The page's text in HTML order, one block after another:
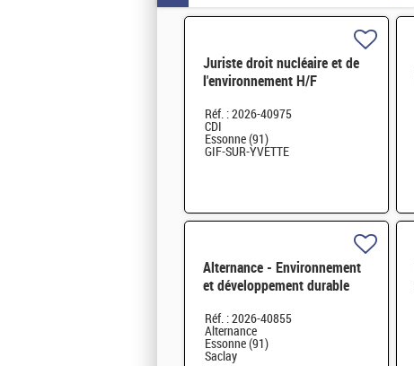
Juriste droit nucléaire et de
l'environnement H/F
Réf. : 2026-40975
CDI
Essonne (91)
GIF-SUR-YVETTE
Alternance - Environnement
et développement durable
Réf. : 2026-40855
Alternance
Essonne (91)
Saclay